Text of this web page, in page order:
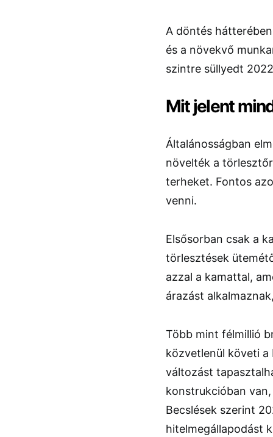
A döntés
és a növekvő
szintre süllyedt
Mit jelent
Általánosságban
növelték a
terheket. Fontos
venni.
Elsősorban csak a
törlesztések
azzal a kamattal,
árazást
Több mint félmillió
közvetlenül követi a
változást
konstrukcióban
Becslések szerint
hitelmegállapodást